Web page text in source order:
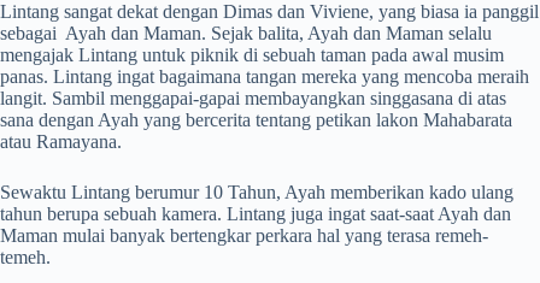
Lintang sangat dekat dengan Dimas dan Viviene, yang biasa ia panggil
sebagai Ayah dan Maman. Sejak balita, Ayah dan Maman selalu
mengajak Lintang untuk piknik di sebuah taman pada awal musim
panas. Lintang ingat bagaimana tangan mereka yang mencoba meraih
langit. Sambil menggapai-gapai membayangkan singgasana di atas
sana dengan Ayah yang bercerita tentang petikan lakon Mahabarata
atau Ramayana.
Sewaktu Lintang berumur 10 Tahun, Ayah memberikan kado ulang
tahun berupa sebuah kamera. Lintang juga ingat saat-saat Ayah dan
Maman mulai banyak bertengkar perkara hal yang terasa remeh-
temeh.